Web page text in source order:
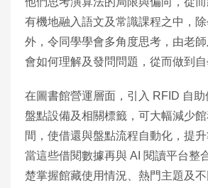
有機地融入語文及常識課程之中，
外，令同學學會多角度思考，由老
會如何理解及發問問題，從而做到自
在圖書館營運層面，引入 RFID 自
盤點設備及相關標籤，可大幅減少
間，使借還與盤點流程自動化，提升
當這些借閱數據再與 AI 閱讀平台整
楚掌握館藏使用情況、熱門主題及